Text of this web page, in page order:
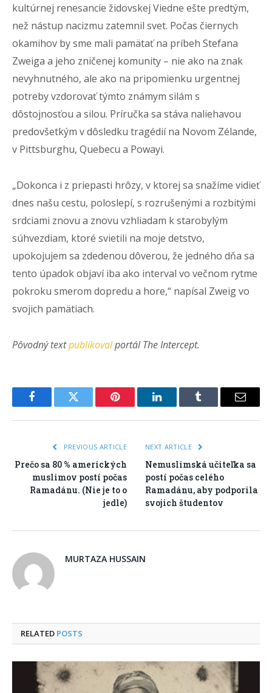
kultúrnej renesancie židovskej Viedne ešte predtým,
než nástup nacizmu zatemnil svet. Počas čiernych
okamihov by sme mali pamätať na príbeh Stefana
Zweiga a jeho zničenej komunity – nie ako na znak
nevyhnutného, ale ako na pripomienku urgentnej
potreby vzdorovať týmto známym silám s
dôstojnosťou a silou. Príručka sa stáva naliehavou
predovšetkým v dôsledku tragédií na Novom Zélande,
v Pittsburghu, Quebecu a Powayi.
„Dokonca i z priepasti hrôzy, v ktorej sa snažíme vidieť
dnes našu cestu, poloslepí, s rozrušenými a rozbitými
srdciami znovu a znovu vzhliadam k starobylým
súhvezdiam, ktoré svietili na moje detstvo,
upokojujem sa zdedenou dôverou, že jedného dňa sa
tento úpadok objaví iba ako interval vo večnom rytme
pokroku smerom dopredu a hore,“ napísal Zweig vo
svojich pamätiach.
Pôvodný textpublikovalportál The Intercept.
FacebookTwitter Pinterest LinkedInTumblr Email
PREVIOUS ARTICLE
Prečo sa 80 % amerických
muslimov postí počas
Ramadánu. (Nie je to o
jedle)
NEXT ARTICLE
Nemuslimská učiteľka sa
postí počas celého
Ramadánu, aby podporila
svojich študentov
MURTAZA HUSSAIN
RELATED POSTS